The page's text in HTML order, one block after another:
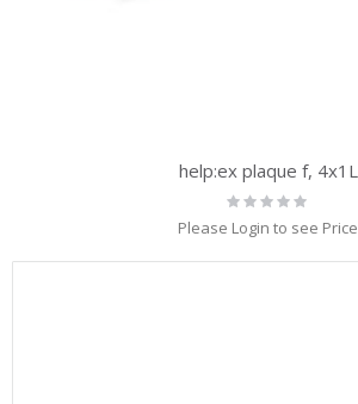
help:ex plaque f, 4x1L
Rating:
0%
Please Login to see Price